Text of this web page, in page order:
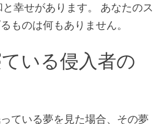
幸せがあります。 あなたのス
ものは何もありません。
いる侵入者の
ている夢を見た場合、その夢